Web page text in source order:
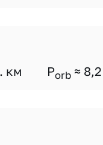
км Porb ≈ 8,2